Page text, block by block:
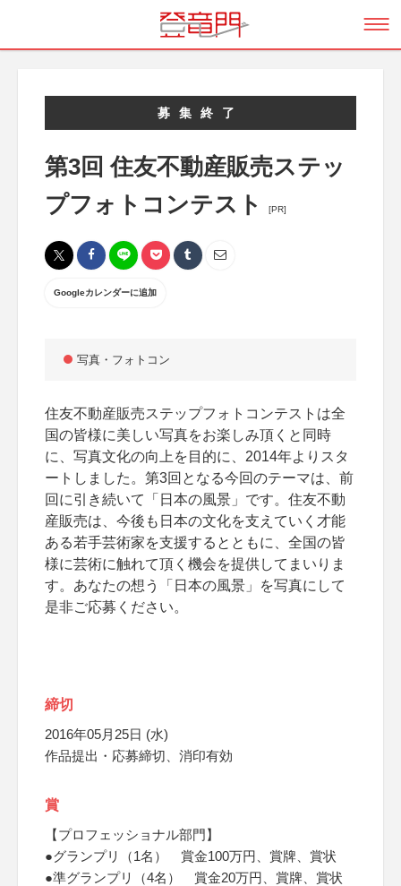
募集終了
第3回 住友不動産販売ステッ
プフォトコンテスト
[PR]
Googleカレンダーに追加
写真・フォトコン
住友不動産販売ステップフォトコンテストは全
国の皆様に美しい写真をお楽しみ頂くと同時
に、写真文化の向上を目的に、2014年よりスタ
ートしました。第3回となる今回のテーマは、前
回に引き続いて「日本の風景」です。住友不動
産販売は、今後も日本の文化を支えていく才能
ある若手芸術家を支援するとともに、全国の皆
様に芸術に触れて頂く機会を提供してまいりま
す。あなたの想う「日本の風景」を写真にして
是非ご応募ください。
締切
2016年05月25日 (水)
作品提出・応募締切、消印有効
賞
【プロフェッショナル部門】
●グランプリ（1名） 賞金100万円、賞牌、賞状
●準グランプリ（4名） 賞金20万円、賞牌、賞状